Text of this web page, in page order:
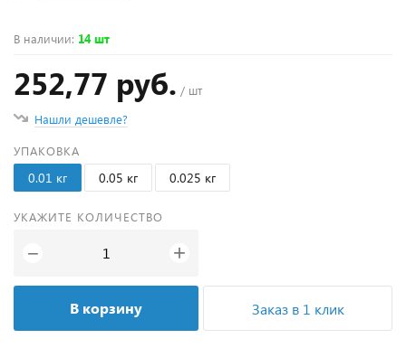
В наличии: 14 шт
252,77 руб. / шт
Нашли дешевле?
УПАКОВКА
0.01 кг 0.05 кг 0.025 кг
УКАЖИТЕ КОЛИЧЕСТВО
− +
В корзину Заказ в 1 клик